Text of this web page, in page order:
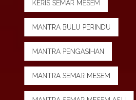
KERIS SEMAR MESEM
MANTRA BULU PERINDU
MANTRA PENGASIHAN
MANTRA SEMAR MESEM